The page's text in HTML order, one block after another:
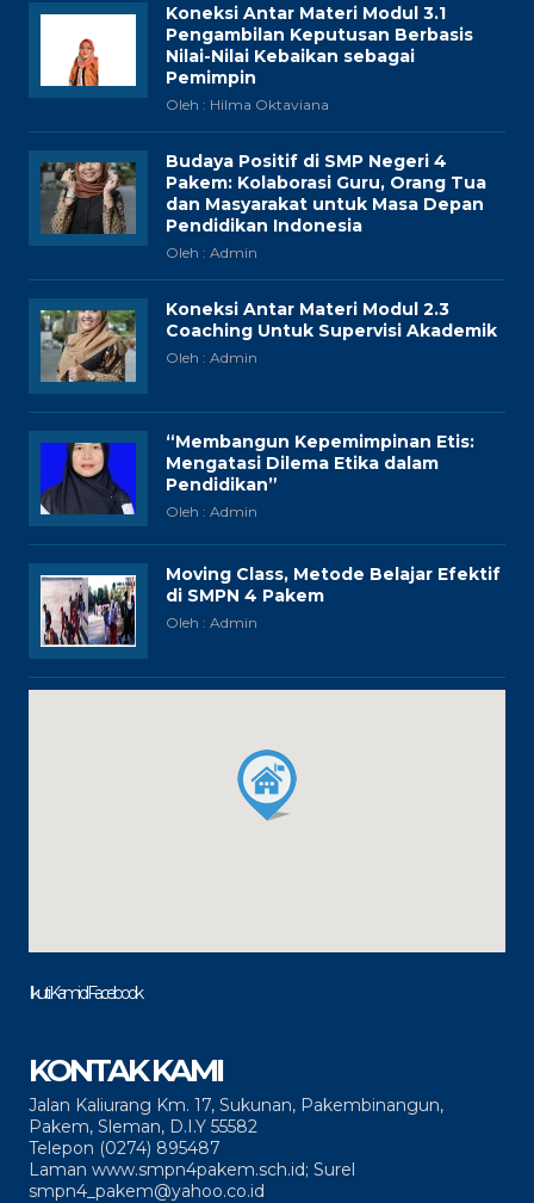
Koneksi Antar Materi Modul 3.1
Pengambilan Keputusan Berbasis
Nilai-Nilai Kebaikan sebagai
Pemimpin
Oleh : Hilma Oktaviana
Budaya Positif di SMP Negeri 4
Pakem: Kolaborasi Guru, Orang Tua
dan Masyarakat untuk Masa Depan
Pendidikan Indonesia
Oleh : Admin
Koneksi Antar Materi Modul 2.3
Coaching Untuk Supervisi Akademik
Oleh : Admin
“Membangun Kepemimpinan Etis:
Mengatasi Dilema Etika dalam
Pendidikan”
Oleh : Admin
Moving Class, Metode Belajar Efektif
di SMPN 4 Pakem
Oleh : Admin
Ikuti Kami di Facebook
KONTAK KAMI
Jalan Kaliurang Km. 17, Sukunan, Pakembinangun,
Pakem, Sleman, D.I.Y 55582
Telepon (0274) 895487
Laman www.smpn4pakem.sch.id; Surel
smpn4_pakem@yahoo.co.id